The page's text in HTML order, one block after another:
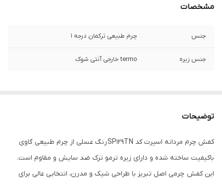
مشخصات
جنس چرم طبیعی ترکمان درجه 1
جنس زیره termo خارجی آنتی شوک
توضیحات
کفش چرم مردانه اسپرت کد SP129TN رنگ عسلی از چرم طبیعی گاوی
باکیفیت ساخته شده و دارای زیره ترمو ترک ضد سایش و مقاوم است.
این کفش چرمی اصل تبریز با طراحی شیک و مدرن، انتخابی عالی برای